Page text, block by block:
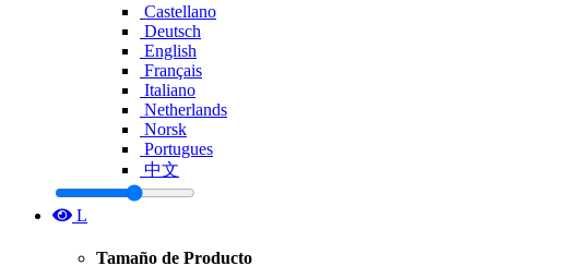
Castellano
Deutsch
English
Français
Italiano
Netherlands
Norsk
Portugues
中文
L
Tamaño de Producto